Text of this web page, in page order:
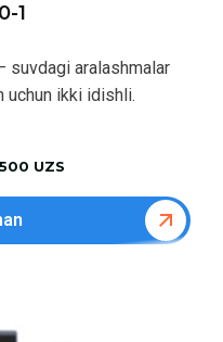
1
aralashmalar
uchun ikki idishli.
UZS